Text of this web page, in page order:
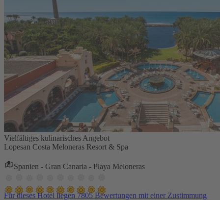
Vielfältiges kulinarisches Angebot
Lopesan Costa Meloneras Resort & Spa
Spanien - Gran Canaria - Playa Meloneras
Für dieses Hotel liegen 7805 Bewertungen mit einer Zustimmung